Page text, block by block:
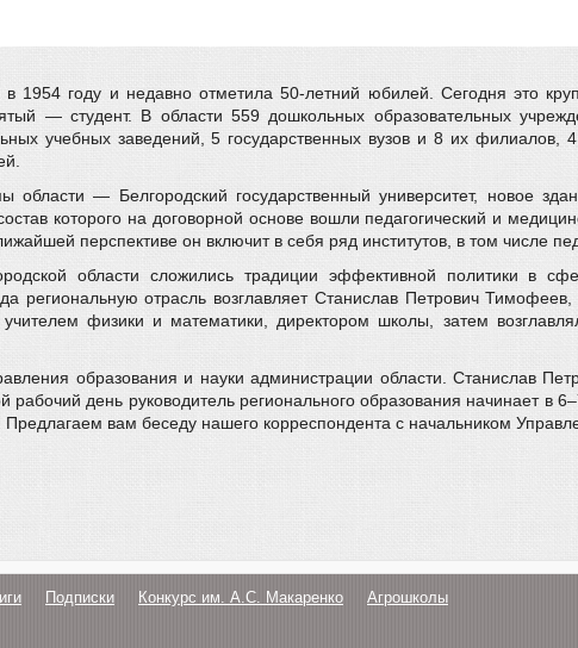
в 1954 году и недавно отметила 50-летний юбилей. Сегодня это
— студент. В области 559 дошкольных образовательных
учебных заведений, 5 государственных вузов и 8 их
области — Белгородский государственный университет, новое
которого на договорной основе вошли педагогический и
перспективе он включит в себя ряд институтов, в том числе
области сложились традиции эффективной политики в
региональную отрасль возглавляет Станислав Петрович
учителем физики и математики, директором школы, затем
образования и науки администрации области. Станислав
день руководитель регионального образования начинает в
вам беседу нашего корреспондента с начальником
Подписки Конкурс им. А.С. Макаренко Агрошколы